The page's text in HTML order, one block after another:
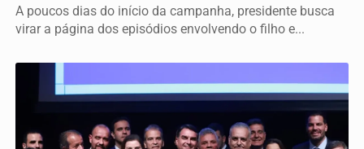
A poucos dias do início da campanha, presidente busca
virar a página dos episódios envolvendo o filho e...